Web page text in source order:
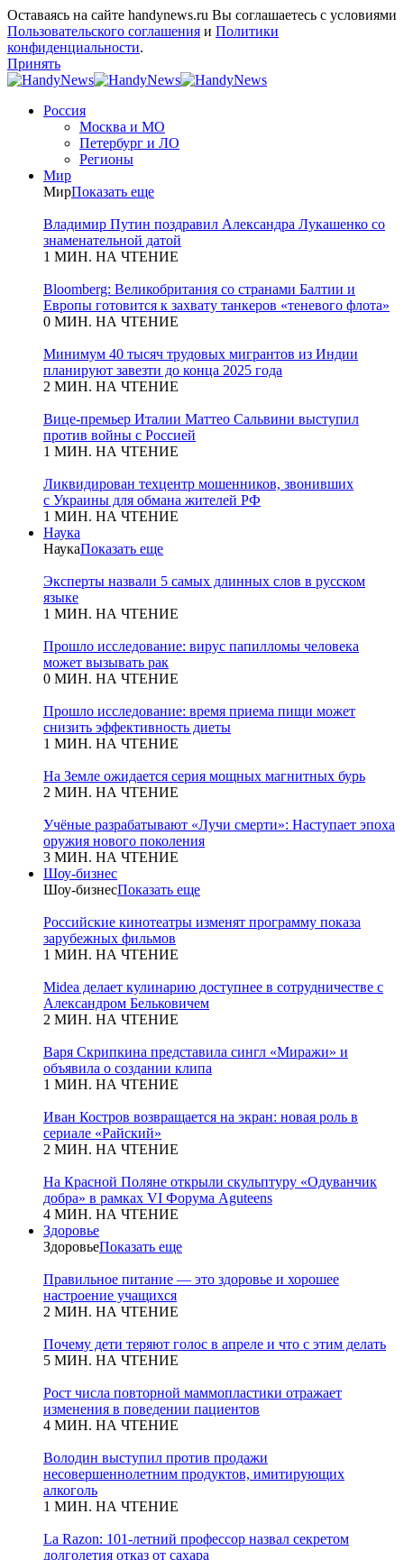
Оставаясь на сайте handynews.ru Вы соглашаетесь с условиями
Пользовательского соглашения и Политики
конфиденциальности.
Принять
Россия
Москва и МО
Петербург и ЛО
Регионы
Мир
МирПоказать еще
Владимир Путин поздравил Александра Лукашенко со
знаменательной датой
1 МИН. НА ЧТЕНИЕ
Bloomberg: Великобритания со странами Балтии и
Европы готовится к захвату танкеров «теневого флота»
0 МИН. НА ЧТЕНИЕ
Минимум 40 тысяч трудовых мигрантов из Индии
планируют завезти до конца 2025 года
2 МИН. НА ЧТЕНИЕ
Вице-премьер Италии Маттео Сальвини выступил
против войны с Россией
1 МИН. НА ЧТЕНИЕ
Ликвидирован техцентр мошенников, звонивших
с Украины для обмана жителей РФ
1 МИН. НА ЧТЕНИЕ
Наука
НаукаПоказать еще
Эксперты назвали 5 самых длинных слов в русском
языке
1 МИН. НА ЧТЕНИЕ
Прошло исследование: вирус папилломы человека
может вызывать рак
0 МИН. НА ЧТЕНИЕ
Прошло исследование: время приема пищи может
снизить эффективность диеты
1 МИН. НА ЧТЕНИЕ
На Земле ожидается серия мощных магнитных бурь
2 МИН. НА ЧТЕНИЕ
Учёные разрабатывают «Лучи смерти»: Наступает эпоха
оружия нового поколения
3 МИН. НА ЧТЕНИЕ
Шоу-бизнес
Шоу-бизнесПоказать еще
Российские кинотеатры изменят программу показа
зарубежных фильмов
1 МИН. НА ЧТЕНИЕ
Midea делает кулинарию доступнее в сотрудничестве с
Александром Бельковичем
2 МИН. НА ЧТЕНИЕ
Варя Скрипкина представила сингл «Миражи» и
объявила о создании клипа
1 МИН. НА ЧТЕНИЕ
Иван Костров возвращается на экран: новая роль в
сериале «Райский»
2 МИН. НА ЧТЕНИЕ
На Красной Поляне открыли скульптуру «Одуванчик
добра» в рамках VI Форума Aguteens
4 МИН. НА ЧТЕНИЕ
Здоровье
ЗдоровьеПоказать еще
Правильное питание — это здоровье и хорошее
настроение учащихся
2 МИН. НА ЧТЕНИЕ
Почему дети теряют голос в апреле и что с этим делать
5 МИН. НА ЧТЕНИЕ
Рост числа повторной маммопластики отражает
изменения в поведении пациентов
4 МИН. НА ЧТЕНИЕ
Володин выступил против продажи
несовершеннолетним продуктов, имитирующих
алкоголь
1 МИН. НА ЧТЕНИЕ
La Razon: 101-летний профессор назвал секретом
долголетия отказ от сахара